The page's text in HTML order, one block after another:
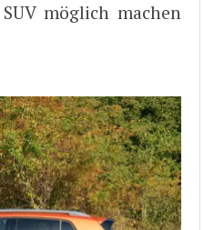
möglich machen